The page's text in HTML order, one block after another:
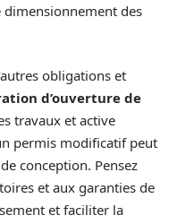
des
obligations et
d’ouverture de
travaux et active
permis modificatif peut
conception. Pensez
et aux garanties de
et faciliter la